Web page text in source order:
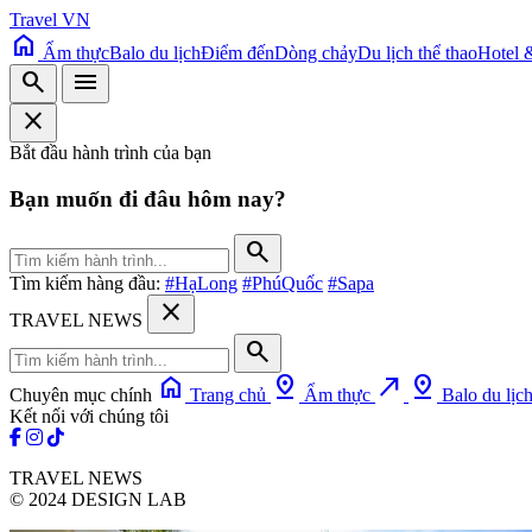
Travel VN
home Ẩm thựcBalo du lịchĐiểm đếnDòng chảyDu lịch thể thaoHotel
search
menu
close
Bắt đầu hành trình của bạn
Bạn muốn đi đâu hôm nay?
search
Tìm kiếm hàng đầu: #HạLong #PhúQuốc #Sapa
TRAVEL NEWS
close
search
Chuyên mục chính home Trang chủ pin_drop Ẩm thực north_east pin_drop Balo du lịch
Kết nối với chúng tôi
TRAVEL NEWS
© 2024 DESIGN LAB